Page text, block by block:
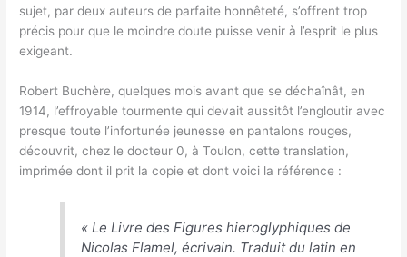
sujet, par deux auteurs de parfaite honnêteté, s’offrent trop
précis pour que le moindre doute puisse venir à l’esprit le plus
exigeant.
Robert Buchère, quelques mois avant que se déchaînât, en
1914, l’effroyable tourmente qui devait aussitôt l’engloutir avec
presque toute l’infortunée jeunesse en pantalons rouges,
découvrit, chez le docteur 0, à Toulon, cette translation,
imprimée dont il prit la copie et dont voici la référence :
«Le Livre des Figures hieroglyphiques de
Nicolas Flamel, écrivain. Traduit du latin en